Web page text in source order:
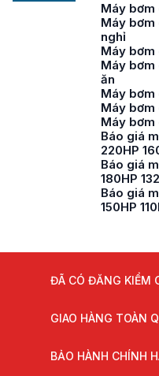
Máy bơm
Máy bơm
nghỉ
Máy bơm
Máy bơm
ăn
Máy
Máy
Máy
Báo giá
220HP
Báo giá
180HP
Báo giá
150HP
ĐÃ CÓ ĐĂNG KIỂM
GIAO HÀNG TOÀN
BẢO HÀNH CHÍNH